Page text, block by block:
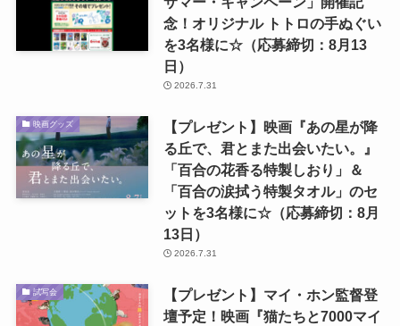
念！オリジナル トトロの手ぬぐい
を3名様に☆（応募締切：8月13
日）
2026.7.31
映画グッズ
【プレゼント】映画『あの星が降
る丘で、君とまた出会いたい。』
「百合の花香る特製しおり」＆
「百合の涙拭う特製タオル」のセ
ットを3名様に☆（応募締切：8月
13日）
2026.7.31
試写会
【プレゼント】マイ・ホン監督登
壇予定！映画『猫たちと7000マイ